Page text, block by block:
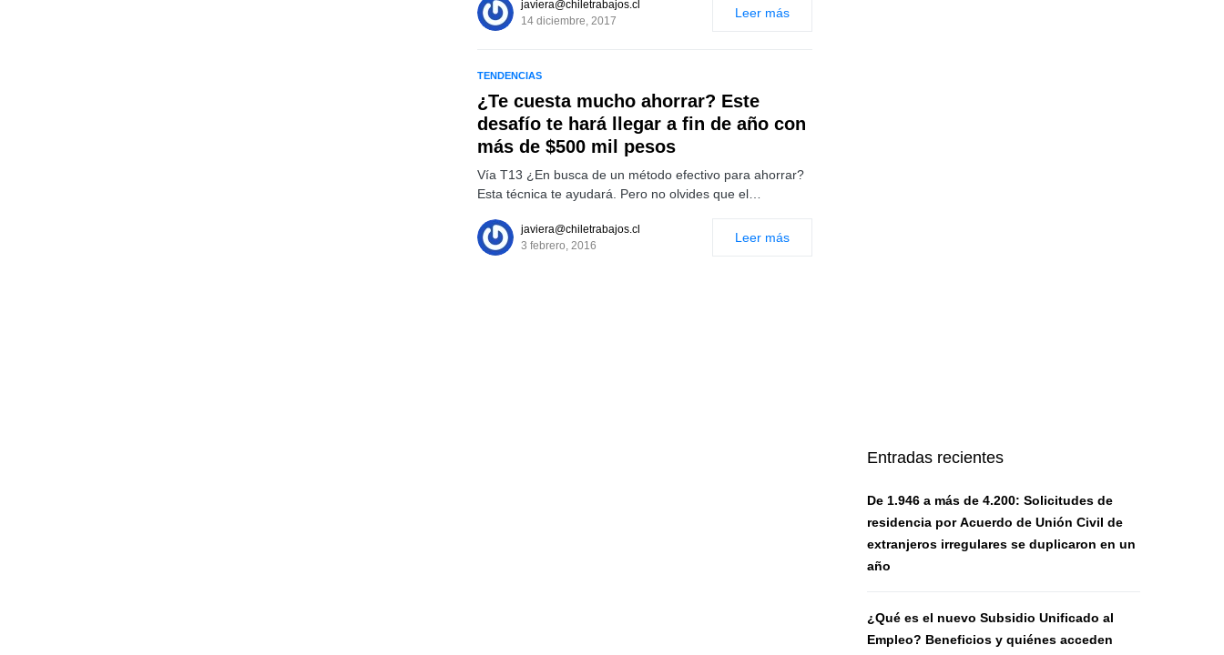
javiera@chiletrabajos.cl
14 diciembre, 2017
Leer más
TENDENCIAS
¿Te cuesta mucho ahorrar? Este
desafío te hará llegar a fin de año con
más de $500 mil pesos
Vía T13 ¿En busca de un método efectivo para ahorrar?
Esta técnica te ayudará. Pero no olvides que el…
javiera@chiletrabajos.cl
3 febrero, 2016
Leer más
Entradas recientes
De 1.946 a más de 4.200: Solicitudes de
residencia por Acuerdo de Unión Civil de
extranjeros irregulares se duplicaron en un
año
¿Qué es el nuevo Subsidio Unificado al
Empleo? Beneficios y quiénes acceden